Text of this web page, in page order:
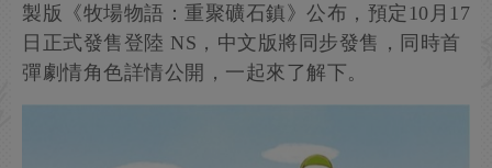
製版《牧場物語：重聚礦石鎮》公布，預定10月17
日正式發售登陸 NS，中文版將同步發售，同時首
彈劇情角色詳情公開，一起來了解下。